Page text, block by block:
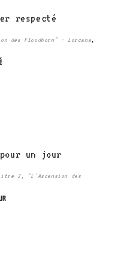
des Floodborn" - Lorcana,
2, "L'Ascension des